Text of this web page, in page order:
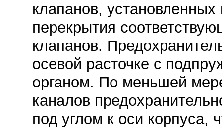
клапанов,
перекрытия
клапанов.
осевой расточке с
органом. По меньшей
каналов
под углом к оси корпуса,